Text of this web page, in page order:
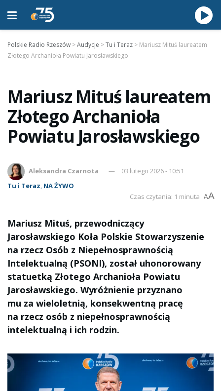
Polskie Radio Rzeszów >Audycje >Tu i Teraz > Mariusz Mituś laureatem
Złotego Archanioła Powiatu Jarosławskiego
Mariusz Mituś laureatem
Złotego Archanioła
Powiatu Jarosławskiego
Aleksandra Czarnota
03 lutego 2026 - 10:51
Tu i Teraz, NA ŻYWO
Czas czytania: 1 minuta AA
Mariusz Mituś, przewodniczący
Jarosławskiego Koła Polskie Stowarzyszenie
na rzecz Osób z Niepełnosprawnością
Intelektualną (PSONI), został uhonorowany
statuetką Złotego Archanioła Powiatu
Jarosławskiego. Wyróżnienie przyznano
mu za wieloletnią, konsekwentną pracę
na rzecz osób z niepełnosprawnością
intelektualną i ich rodzin.